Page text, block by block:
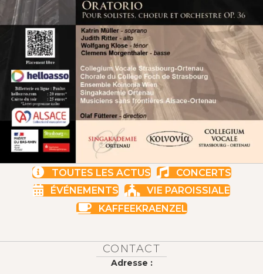
TOUTES LES ACTUS
CONCERTS
ÉVÉNEMENTS
VIE PAROISSIALE
KAFFEEKRAENZEL
CONTACT
Adresse :